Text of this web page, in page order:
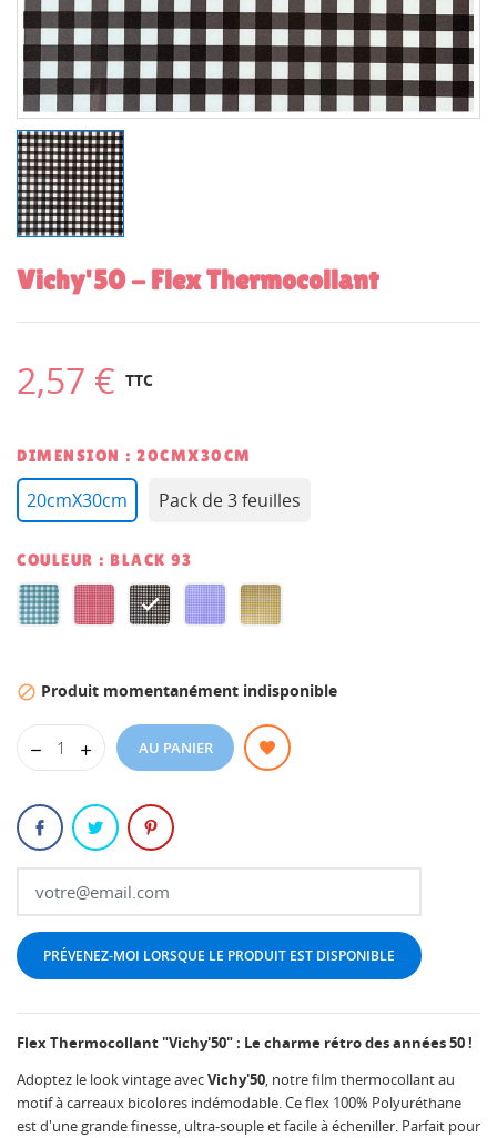
Vichy'50 - Flex Thermocollant
2,57 € TTC
DIMENSION : 20CMX30CM
20cmX30cm Pack de 3 feuilles
COULEUR : BLACK 93
Mint
BB
BLACKPROVENCAL
YEL
 Produit momentanément indisponible
AU PANIER
PRÉVENEZ-MOI LORSQUE LE PRODUIT EST DISPONIBLE
Flex Thermocollant "Vichy'50" : Le charme rétro des années 50 !
Adoptez le look vintage avecVichy'50, notre film thermocollant au
motif à carreaux bicolores indémodable. Ce flex 100% Polyuréthane
est d'une grande finesse, ultra-souple et facile à écheniller. Parfait pour